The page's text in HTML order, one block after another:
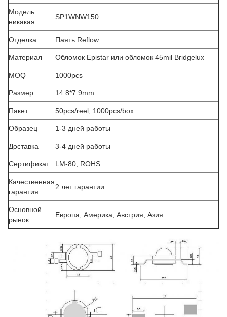
Модель
никакая
SP1WNW150
Отделка Паять Reflow
Материал Обломок Epistar или обломок 45mil Bridgelux
MOQ 1000pcs
Размер 14.8*7.9mm
Пакет 50pcs/reel, 1000pcs/box
Образец 1-3 дней работы
Доставка 3-4 дней работы
Сертификат LM-80, ROHS
Качественная
гарантия
2 лет гарантии
Основной
рынок
Европа, Америка, Австрия, Азия